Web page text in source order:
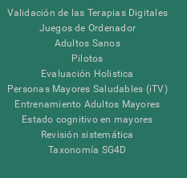
Validación de las Terapias Digitales
Juegos de Ordenador
Adultos Sanos
Pilotos
Evaluación Holistica
Personas Mayores Saludables (iTV)
Entrenamiento Adultos Mayores
Estado cognitivo en mayores
Revisión sistemática
Taxonomía SG4D